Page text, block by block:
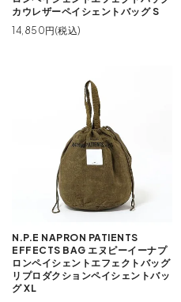
カウレザーペイシェントバッグ S
14,850円(税込)
N.P.E NAPRON PATIENTS
EFFECTS BAG エヌピーイーナプ
ロンペイシェントエフェクトバッグ
リプロダクションペイシェントバッ
グ XL